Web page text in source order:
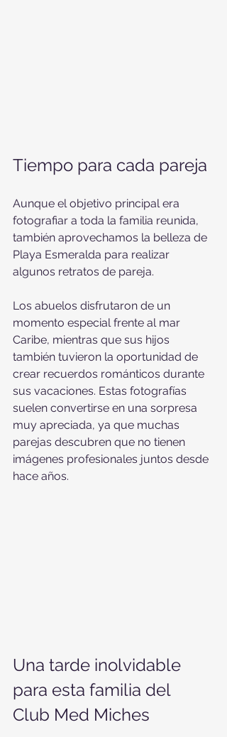
Tiempo para cada pareja
Aunque el objetivo principal era
fotografiar a toda la familia reunida,
también aprovechamos la belleza de
Playa Esmeralda para realizar
algunos retratos de pareja.
Los abuelos disfrutaron de un
momento especial frente al mar
Caribe, mientras que sus hijos
también tuvieron la oportunidad de
crear recuerdos románticos durante
sus vacaciones. Estas fotografías
suelen convertirse en una sorpresa
muy apreciada, ya que muchas
parejas descubren que no tienen
imágenes profesionales juntos desde
hace años.
Una tarde inolvidable
para esta familia del
Club Med Miches